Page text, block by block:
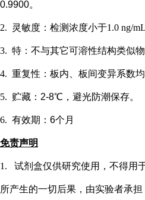
0.9900。
2. 灵敏度：检测浓度小于1.0 ng/mL
3. 特：不与其它可溶性结构类似物
4. 重复性：板内、板间变异系数
5. 贮藏： 2-8℃，避光防潮保存。
6. 有效期： 6个月
免责声明
1. 试剂盒仅供研究使用，不得用
所产生的一切后果，由实验者承担